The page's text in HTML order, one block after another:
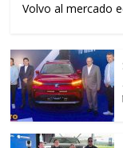
Volvo al mercado